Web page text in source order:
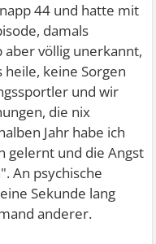
44 und hatte mit
damals
völlig unerkannt,
heile, keine Sorgen
und wir
die nix
Jahr habe ich
gelernt und die Angst
An psychische
Sekunde lang
anderer.